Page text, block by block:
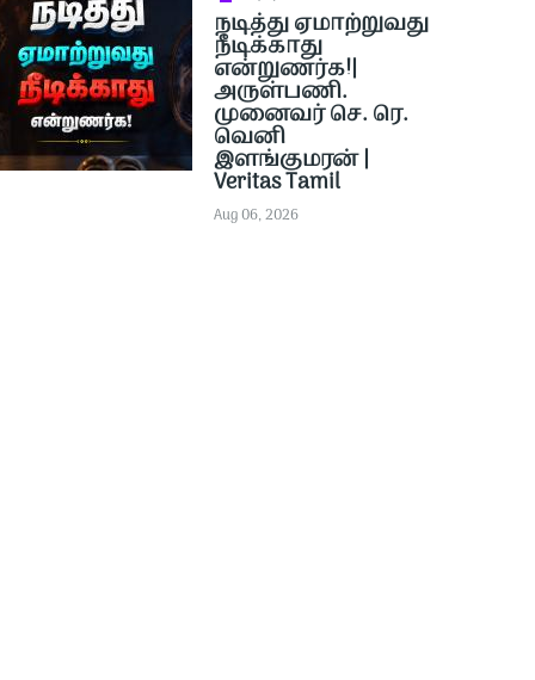
நடித்து ஏமாற்றுவது
நீடிக்காது
என்றுணர்க!|
அருள்பணி.
முனைவர் செ. ரெ.
வெனி
இளங்குமரன் |
Veritas Tamil
Aug 06, 2026